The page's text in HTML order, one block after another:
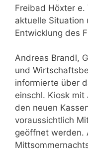
Freibad Höxter
aktuelle Situation
Entwicklung des
Andreas Brandl,
und
informierte über
einschl. Kiosk
den neuen
voraussichtlich
geöffnet werden.